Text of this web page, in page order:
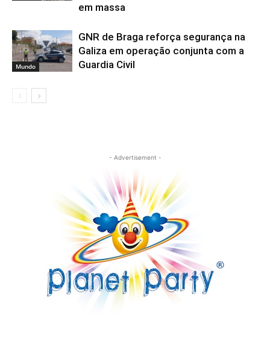
em massa
Mundo
GNR de Braga reforça segurança na
Galiza em operação conjunta com a
Guardia Civil
- Advertisement -